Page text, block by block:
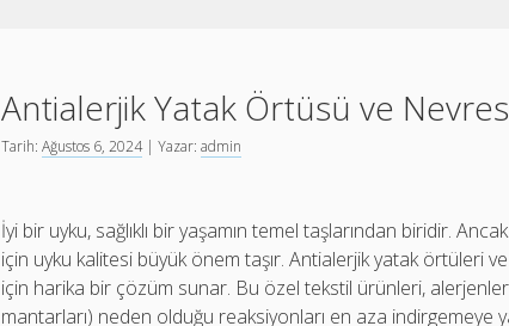
Antialerjik Yatak Örtüsü ve
Tarih:Ağustos 6, 2024| Yazar:admin
İyi bir uyku, sağlıklı bir yaşamın temel taşlarından biridir.
için uyku kalitesi büyük önem taşır. Antialerjik yatak örtüleri
için harika bir çözüm sunar. Bu özel tekstil ürünleri,
mantarları) neden olduğu reaksiyonları en aza indirgemeye